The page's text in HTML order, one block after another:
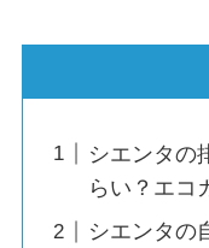
シエンタの
らい？エコ
シエンタの